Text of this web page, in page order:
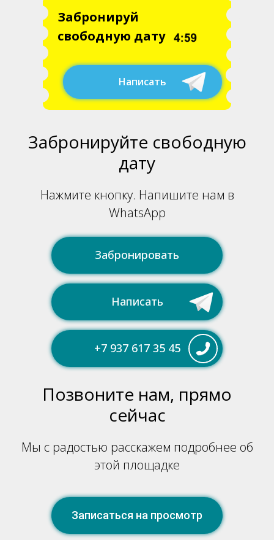
Написать
Забронируй
свободную дату
Забронируйте свободную
дату
Нажмите кнопку. Напишите нам в
WhatsApp
Забронировать
+7 937 617 35 45
+7 937 617 35 45
Написать
Позвоните нам, прямо
сейчас
Мы с радостью расскажем подробнее об
этой площадке
Записаться на просмотр